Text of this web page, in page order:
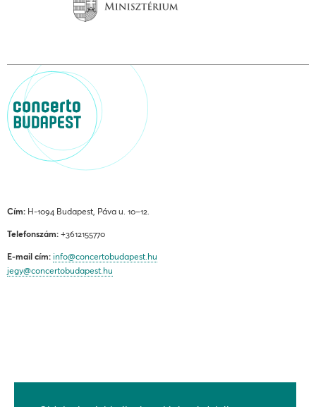
Cím: H-1094 Budapest, Páva u. 10–12.
Telefonszám: +3612155770
E-mail cím: info@concertobudapest.hu
jegy@concertobudapest.hu